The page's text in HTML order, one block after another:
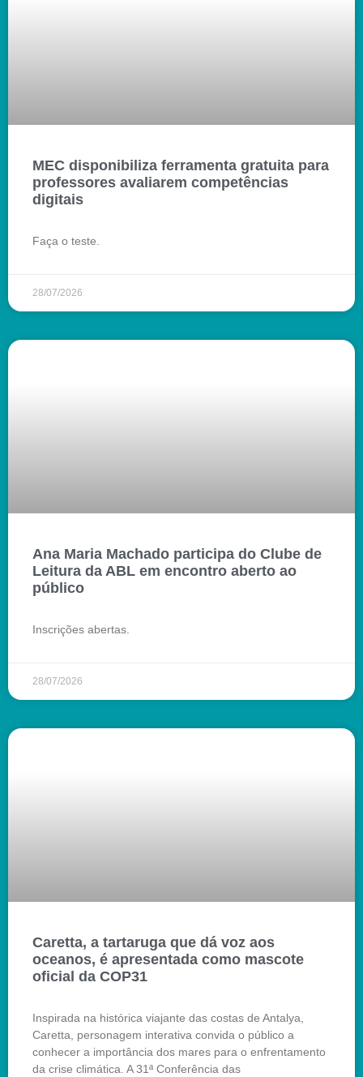
MEC disponibiliza ferramenta gratuita para
professores avaliarem competências
digitais
Faça o teste.
28/07/2026
Ana Maria Machado participa do Clube de
Leitura da ABL em encontro aberto ao
público
Inscrições abertas.
28/07/2026
Caretta, a tartaruga que dá voz aos
oceanos, é apresentada como mascote
oficial da COP31
Inspirada na histórica viajante das costas de Antalya,
Caretta, personagem interativa convida o público a
conhecer a importância dos mares para o enfrentamento
da crise climática. A 31ª Conferência das